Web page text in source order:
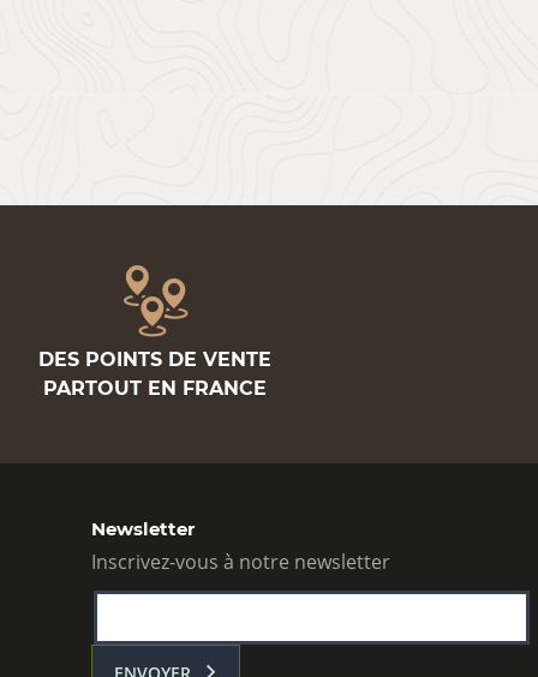
DES POINTS DE VENTE
PARTOUT EN FRANCE
Newsletter
Inscrivez-vous à notre newsletter